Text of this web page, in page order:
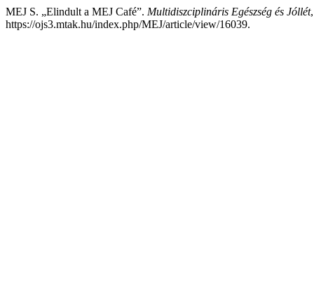
MEJ S. „Elindult a MEJ Café”. Multidiszciplináris Egészség és Jóllét
https://ojs3.mtak.hu/index.php/MEJ/article/view/16039.